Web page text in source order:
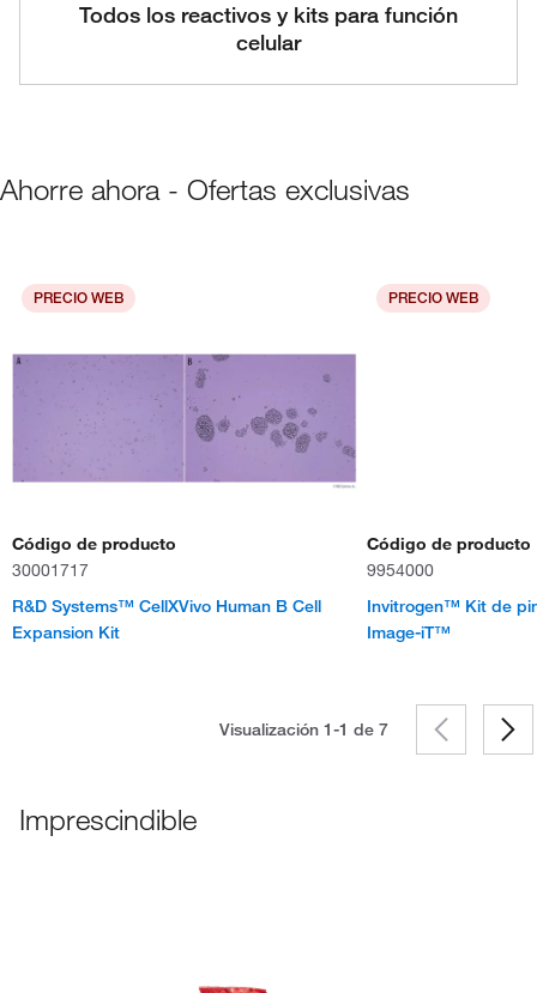
Todos los reactivos y kits para función
celular
Ahorre ahora - Ofertas exclusivas
PRECIO WEB
Código de producto
30001717
R&D Systems™ CellXVivo Human B Cell
Expansion Kit
PRECIO WEB
Código de producto
9954000
Invitrogen™ Kit de
Image-iT™
Visualización 1-1 de 7
Imprescindible